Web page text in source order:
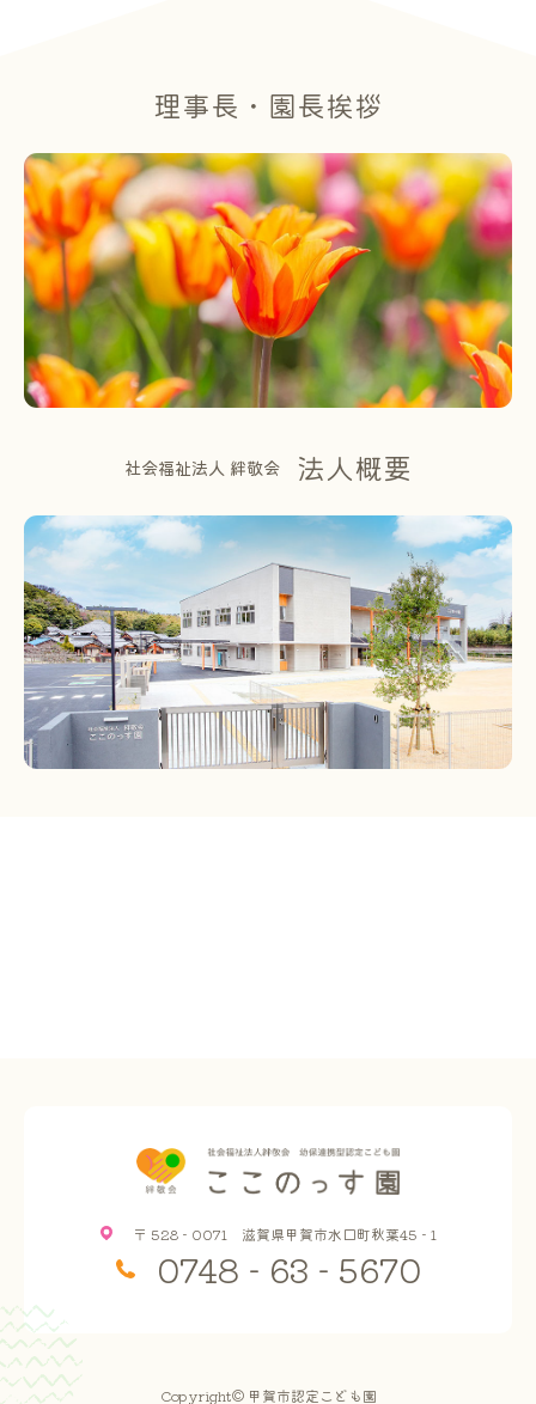
理事長・園長挨拶
社会福祉法人 絆敬会 法人概要
0748 - 63 - 5670
〒 528 - 0071 滋賀県甲賀市水口町秋葉45 - 1
Copyright© 甲賀市認定こども園